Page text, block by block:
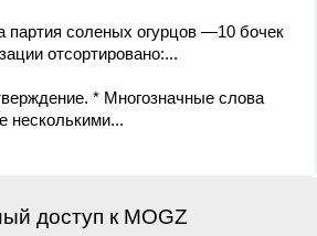
партия соленых огурцов —10 бочек
отсортировано:...
* Многозначные слова
несколькими...
доступ к MOGZ